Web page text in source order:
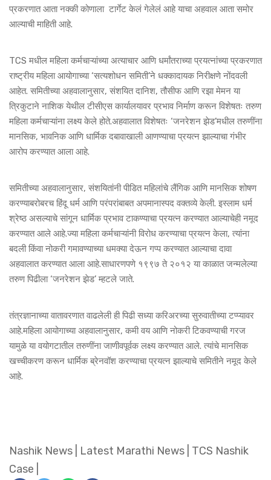
प्रकरणात आता नक्की कोणाला टार्गेट केलं गेलेलं आहे याचा अहवाल आता समोर
आल्याची माहिती आहे.
TCS मधील महिला कर्मचाऱ्यांच्या अत्याचार आणि धर्मांतराच्या प्रयत्नांच्या प्रकरणात
राष्ट्रीय महिला आयोगाच्या ‘सत्यशोधन समिती’ने धक्कादायक निरीक्षणे नोंदवली
आहेत. समितीच्या अहवालानुसार, संशयित दानिश, तौसीफ आणि रझा मेमन या
त्रिकुटाने नाशिक येथील टीसीएस कार्यालयावर प्रभाव निर्माण करून विशेषतः तरुण
महिला कर्मचाऱ्यांना लक्ष्य केले होते.अहवालात विशेषतः ‘जनरेशन झेड’मधील तरुणींना
मानसिक, भावनिक आणि धार्मिक दबावाखाली आणण्याचा प्रयत्न झाल्याचा गंभीर
आरोप करण्यात आला आहे.
समितीच्या अहवालानुसार, संशयितांनी पीडित महिलांचे लैंगिक आणि मानसिक शोषण
करण्याबरोबरच हिंदू धर्म आणि परंपरांबाबत अपमानास्पद वक्तव्ये केली. इस्लाम धर्म
श्रेष्ठ असल्याचे सांगून धार्मिक प्रभाव टाकण्याचा प्रयत्न करण्यात आल्याचेही नमूद
करण्यात आले आहे.ज्या महिला कर्मचाऱ्यांनी विरोध करण्याचा प्रयत्न केला, त्यांना
बदली किंवा नोकरी गमावण्याच्या धमक्या देऊन गप्प करण्यात आल्याचा दावा
अहवालात करण्यात आला आहे.साधारणपणे १९९७ ते २०१२ या काळात जन्मलेल्या
तरुण पिढीला ‘जनरेशन झेड’ म्हटले जाते.
तंत्रज्ञानाच्या वातावरणात वाढलेली ही पिढी सध्या करिअरच्या सुरुवातीच्या टप्प्यावर
आहे.महिला आयोगाच्या अहवालानुसार, कमी वय आणि नोकरी टिकवण्याची गरज
यामुळे या वयोगटातील तरुणींना जाणीवपूर्वक लक्ष्य करण्यात आले. त्यांचे मानसिक
खच्चीकरण करून धार्मिक ब्रेनवॉश करण्याचा प्रयत्न झाल्याचे समितीने नमूद केले
आहे.
Nashik News Latest Marathi News TCS Nashik
Case